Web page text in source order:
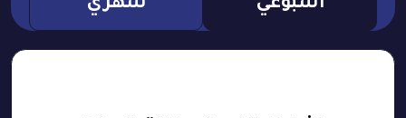
اسبوعي شهري